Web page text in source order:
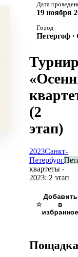
Дата
19 ноября
Город
Петергоф ·
(2
этап)
2023Санкт-
Петербург
квартеты -
2023: 2 этап
☆
Пощадка